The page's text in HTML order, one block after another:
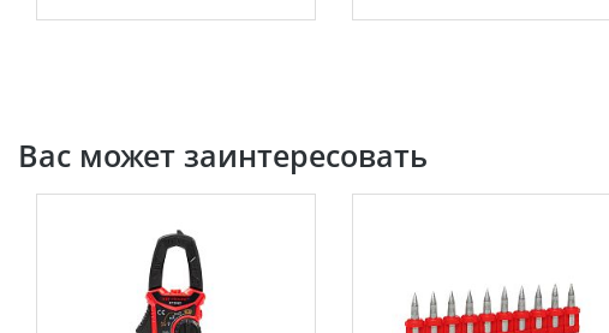
Вас может заинтересовать